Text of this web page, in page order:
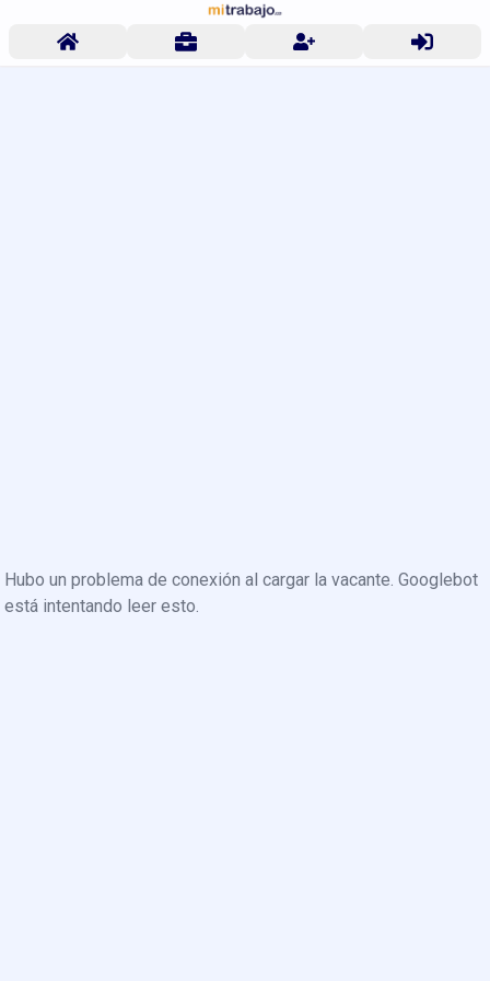
Hubo un problema de conexión al cargar la vacante. Googlebot
está intentando leer esto.